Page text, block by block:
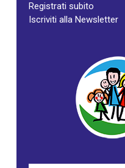
Registrati subito
Iscriviti alla Newsletter